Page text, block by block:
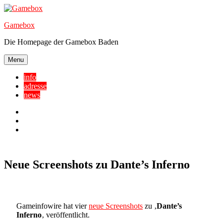
Skip
content
Gamebox
Die Homepage der Gamebox Baden
Menu
info
adresse
news
Neue Screenshots zu Dante’s Inferno
Gameinfowire hat vierneue Screenshots zu ‚Dante’s
Inferno‚ veröffentlicht.